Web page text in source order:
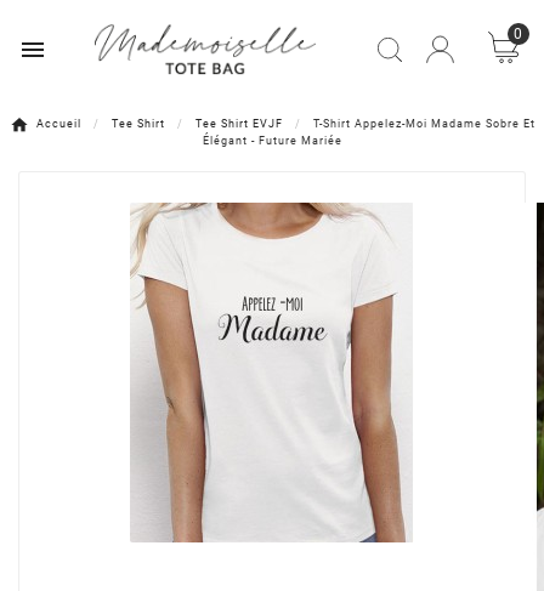

0
Accueil Tee Shirt Tee Shirt EVJF
T-Shirt Appelez-Moi Madame Sobre Et
Élégant - Future Mariée